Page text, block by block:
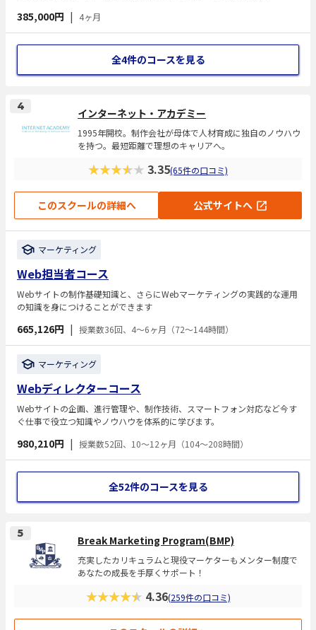
385,000円 | 4ヶ月
全4件のコースを見る
4 インターネット・アカデミー
1995年開校。制作会社が母体で人材育成に独自のノウハウ
を持つ。最短距離で理想のキャリアへ。
★★★★★ 3.35(65件の口コミ)
このスクールの詳細へ 公式サイトへ
マーケティング
Web担当者コース
Webサイトの制作基礎知識と、さらにWebマーケティングの実践的な運用
の知識を身につけることができます
665,126円 | 授業数36回、4～6ヶ月（72～144時間）
マーケティング
Webディレクターコース
Webサイトの企画、進行管理や、制作技術、スマートフォン対応など今す
ぐ仕事で役立つ知識やノウハウを体系的に学びます。
980,210円 | 授業数52回、10～12ヶ月（104～208時間）
全52件のコースを見る
5 Break Marketing Program(BMP)
充実したカリキュラムと現役マーケターもメンター制度で
あなたの成長を手厚くサポート！
★★★★★ 4.36(259件の口コミ)